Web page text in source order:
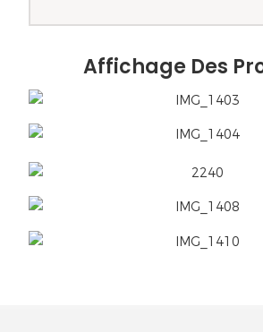
Affichage Des